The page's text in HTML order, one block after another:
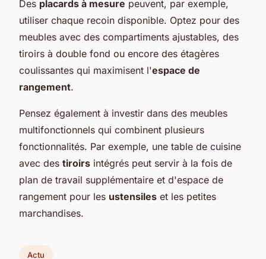
Des placards à mesure peuvent, par exemple,
utiliser chaque recoin disponible. Optez pour des
meubles avec des compartiments ajustables, des
tiroirs à double fond ou encore des étagères
coulissantes qui maximisent l'espace de
rangement.
Pensez également à investir dans des meubles
multifonctionnels qui combinent plusieurs
fonctionnalités. Par exemple, une table de cuisine
avec des tiroirs intégrés peut servir à la fois de
plan de travail supplémentaire et d'espace de
rangement pour les ustensiles et les petites
marchandises.
Actu